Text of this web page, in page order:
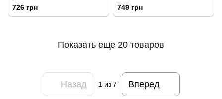
Chemical Guys Natural Shine
473мл 196830
726 грн
ковриков,резина и винил
Chemical Guys CLD70016
749 грн
Показать еще 20 товаров
Назад 1из 7 Вперед